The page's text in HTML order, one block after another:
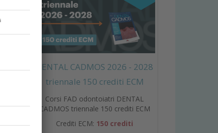
DENTAL CADMOS 2026 - 2028
triennale 150 crediti ECM
Corsi FAD odontoiatri DENTAL
CADMOS triennale 150 crediti ECM
Crediti ECM: 150 crediti